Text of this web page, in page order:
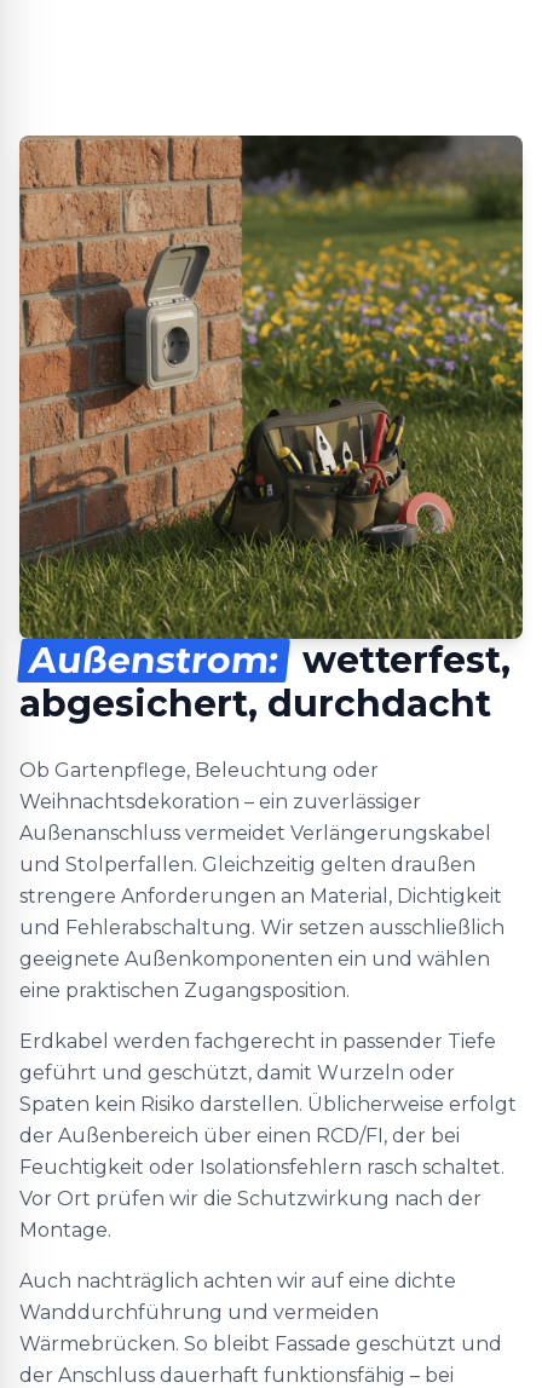
Außenstrom: wetterfest,
abgesichert, durchdacht
Ob Gartenpflege, Beleuchtung oder
Weihnachtsdekoration – ein zuverlässiger
Außenanschluss vermeidet Verlängerungskabel
und Stolperfallen. Gleichzeitig gelten draußen
strengere Anforderungen an Material, Dichtigkeit
und Fehlerabschaltung. Wir setzen ausschließlich
geeignete Außenkomponenten ein und wählen
eine praktischen Zugangsposition.
Erdkabel werden fachgerecht in passender Tiefe
geführt und geschützt, damit Wurzeln oder
Spaten kein Risiko darstellen. Üblicherweise erfolgt
der Außenbereich über einen RCD/FI, der bei
Feuchtigkeit oder Isolationsfehlern rasch schaltet.
Vor Ort prüfen wir die Schutzwirkung nach der
Montage.
Auch nachträglich achten wir auf eine dichte
Wanddurchführung und vermeiden
Wärmebrücken. So bleibt Fassade geschützt und
der Anschluss dauerhaft funktionsfähig – bei